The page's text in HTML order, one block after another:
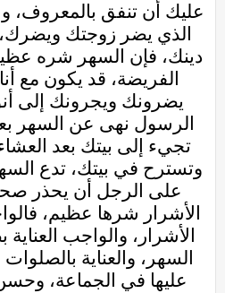
عليك أن تنفق بالمعروف،
الذي يضر زوجتك
دينك، فإن السهر شره
الفريضة، قد يكون مع
يضرونك ويجرونك إلى
الرسول نهى عن السهر
تجيء إلى بيتك بعد
وتسترح في بيتك، تدع
على الرجل أن يحذر
الأشرار شرها عظيم،
الأشرار، والواجب
السهر، والعناية
عليها في الجماعة،